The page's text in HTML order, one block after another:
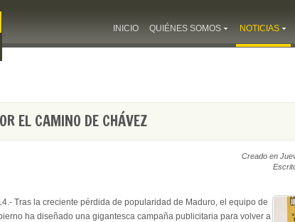
INICIO QUIÉNES SOMOS NOTICIAS
EL CAMINO DE CHÁVEZ
Creado en
Tras la creciente pérdida de popularidad de Maduro, el equipo de
ha diseñado una gigantesca campaña publicitaria para volver a